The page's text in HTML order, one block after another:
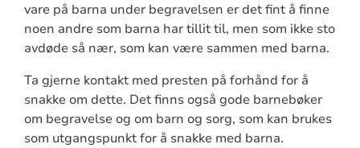
vare på barna under begravelsen er det fint å finne
noen andre som barna har tillit til, men som ikke sto
avdøde så nær, som kan være sammen med barna.
Ta gjerne kontakt med presten på forhånd for å
snakke om dette. Det finns også gode barnebøker
om begravelse og om barn og sorg, som kan brukes
som utgangspunkt for å snakke med barna.